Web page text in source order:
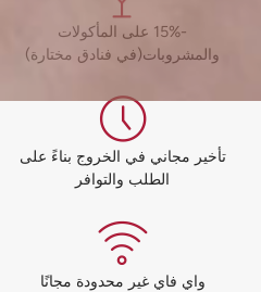
-15% على المأكولات
والمشروبات(في فنادق مختارة)
تأخير مجاني في الخروج بناءً على
الطلب والتوافر
واي فاي غير محدودة مجانًا